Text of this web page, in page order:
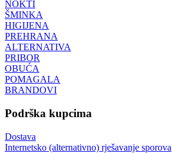
NOKTI
ŠMINKA
HIGIJENA
PREHRANA
ALTERNATIVA
PRIBOR
OBUĆA
POMAGALA
BRANDOVI
Podrška kupcima
Dostava
Internetsko (alternativno) rješavanje sporova